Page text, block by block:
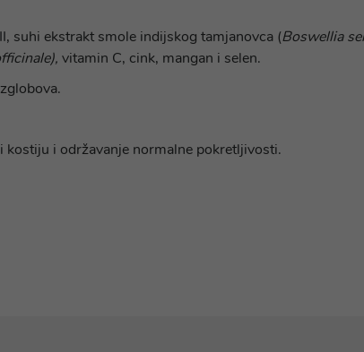
suhi ekstrakt smole indijskog tamjanovca (Boswellia
vitamin C, cink, mangan i selen.
kostiju i održavanje normalne pokretljivosti.